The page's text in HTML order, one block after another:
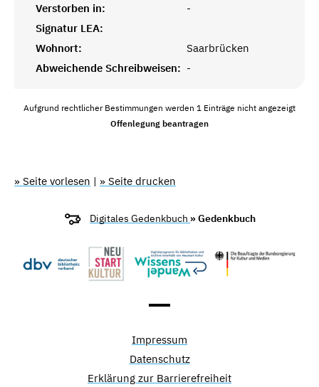
Verstorben in:
-
Signatur LEA:
Wohnort:
Saarbrücken
Abweichende Schreibweisen: -
Aufgrund rechtlicher Bestimmungen werden 1 Einträge nicht angezeigt
Offenlegung beantragen
» Seite vorlesen | » Seite drucken
Digitales Gedenkbuch » Gedenkbuch
Impressum
Datenschutz
Erklärung zur Barrierefreiheit